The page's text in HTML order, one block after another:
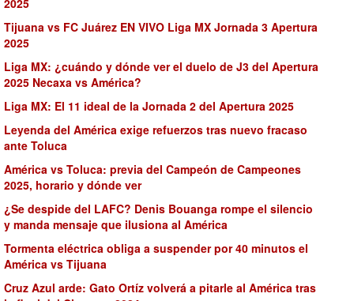
2025
Tijuana vs FC Juárez EN VIVO Liga MX Jornada 3 Apertura
2025
Liga MX: ¿cuándo y dónde ver el duelo de J3 del Apertura
2025 Necaxa vs América?
Liga MX: El 11 ideal de la Jornada 2 del Apertura 2025
Leyenda del América exige refuerzos tras nuevo fracaso
ante Toluca
América vs Toluca: previa del Campeón de Campeones
2025, horario y dónde ver
¿Se despide del LAFC? Denis Bouanga rompe el silencio
y manda mensaje que ilusiona al América
Tormenta eléctrica obliga a suspender por 40 minutos el
América vs Tijuana
Cruz Azul arde: Gato Ortíz volverá a pitarle al América tras